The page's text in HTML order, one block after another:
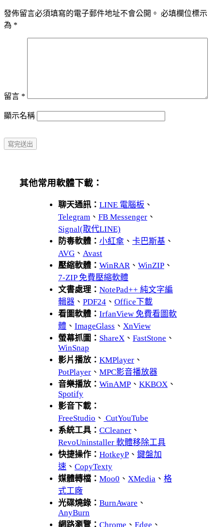
發佈留言必須填寫的電子郵件地址不會公開。 必填欄位標示
為 *
留言 *
顯示名稱
其他常用軟體下載：
聊天通訊： LINE 電腦板 、
Telegram 、 FB Messenger 、
Signal(取代LINE)
防毒軟體： 小紅傘 、 卡巴斯基 、
AVG 、 Avast
壓縮軟體： WinRAR、 WinZIP 、
7-ZIP 免費壓縮軟體
文書處理： NotePad++ 純文字編
輯器 、 PDF24 、 Office下載
看圖軟體： IrfanView 免費看圖軟
體 、 ImageGlass 、 XnView
螢幕抓圖： ShareX 、 FastStone 、
WinSnap
影片播放： KMPlayer 、
PotPlayer 、 MPC影音播放器
音樂播放： WinAMP 、 KKBOX 、
Spotify
影音下載：
FreeStudio 、 CutYouTube
系統工具： CCleaner 、
RevoUninstaller 軟體移除工具
快捷操作： HotkeyP 、 鍵盤加
速 、 CopyTexty
媒體轉檔： Moo0 、 XMedia 、 格
式工廠
光碟燒錄： BurnAware 、
AnyBurn
網路瀏覽： Chrome 、 Edge 、